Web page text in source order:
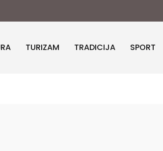
TURIZAM TRADICIJA SPORT